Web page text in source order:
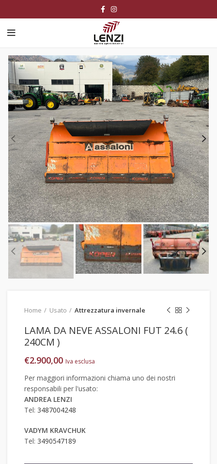
Home Usato Attrezzatura invernale
LAMA DA NEVE ASSALONI FUT 24.6 (
240CM )
€2.900,00 Iva esclusa
Per maggiori informazioni chiama uno dei nostri
responsabili per l'usato:
ANDREA LENZI
Tel: 3487004248
VADYM KRAVCHUK
Tel: 3490547189